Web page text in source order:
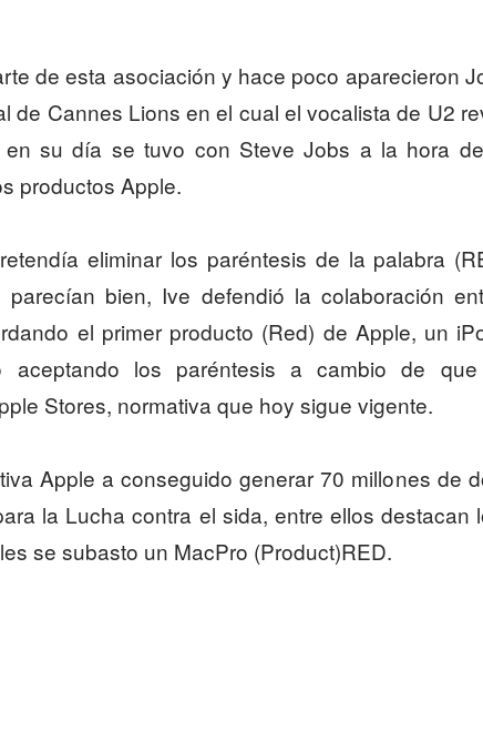
de esta asociación y hace poco aparecieron
de Cannes Lions en el cual el vocalista de U2
en su día se tuvo con Steve Jobs a la hora
productos Apple.
eliminar los paréntesis de la palabra
parecían bien, Ive defendió la colaboración
el primer producto (Red) de Apple, un
aceptando los paréntesis a cambio de
Stores, normativa que hoy sigue vigente.
Apple a conseguido generar 70 millones de
la Lucha contra el sida, entre ellos destacan
se subasto un MacPro (Product)RED.